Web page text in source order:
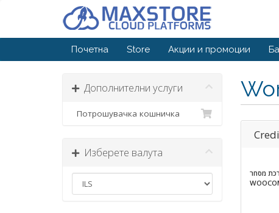
Почетна Store Акции и промоции
Дополнителни услуги
Потрошувачка кошничка
Изберете валута
מסחר